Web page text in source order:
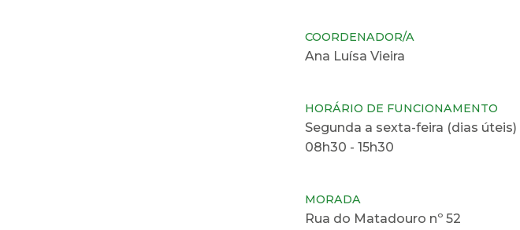
COORDENADOR/A
Ana Luísa Vieira
HORÁRIO DE FUNCIONAMENTO
Segunda a sexta-feira (dias úteis)
08h30 - 15h30
MORADA
Rua do Matadouro nº 52